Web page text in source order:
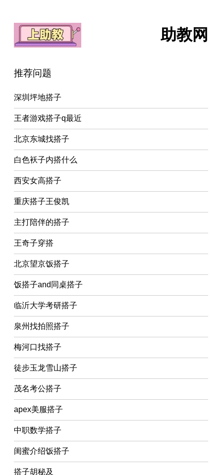
助教网
推荐问题
深圳坪地搭子
王者游戏搭子q最近
北京东城找搭子
白色袄子内搭什么
西安女高搭子
重庆搭子王俊凯
主打陪伴的搭子
王奇子穿搭
北京望京饭搭子
饭搭子and同桌搭子
临沂大学考研搭子
泉州找拍照搭子
梅河口找搭子
徒步玉龙雪山搭子
茂名考公搭子
apex美服搭子
中职数学搭子
闺蜜介绍饭搭子
搭子胡秘及